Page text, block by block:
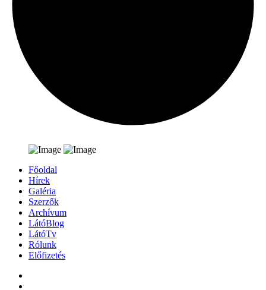
Főoldal
Hírek
Galéria
Szerzők
Archívum
LátóBlog
LátóTv
Rólunk
Előfizetés